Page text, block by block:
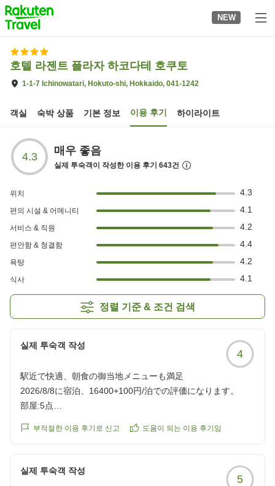
to
top
page
NEW
호텔 라젠트 플라자 하코다테 호쿠토
1-1-7 Ichinowatari, Hokuto-shi, Hokkaido, 041-1242
객실 숙박 상품 기본 정보 이용 후기 하이라이트
4.3 매우 좋음
실제 투숙객이 작성한 이용 후기 643건
위치 4.3
편의 시설 & 어메니티 4.1
서비스 & 직원 4.2
편안함 & 청결함 4.4
욕탕 4.2
식사 4.1
정렬 기준 & 조건 검색
실제 투숙객 작성
4
駅近で快適、朝食の御当地メニューも満足
2026/8/8に宿泊、16400+100円/泊での評価になります。
部屋:5点
句なしの眺望です。防音性も問題なく快適に過ごせました。
大浴場前のウォーターサーバーは良かったと思います。
부적절한 이용 후기로 신고 도움이 되는 이용 후기임
실제 투숙객 작성
5